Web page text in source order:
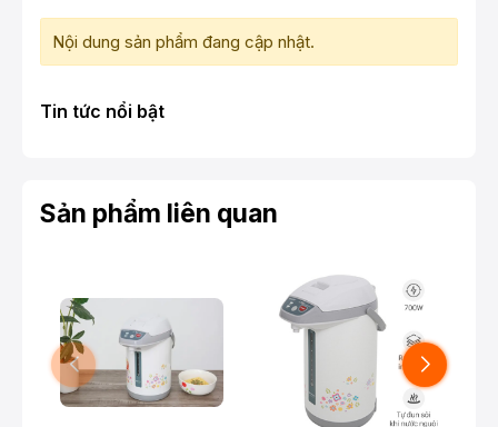
Nội dung sản phẩm đang cập nhật.
Tin tức nổi bật
Sản phẩm liên quan